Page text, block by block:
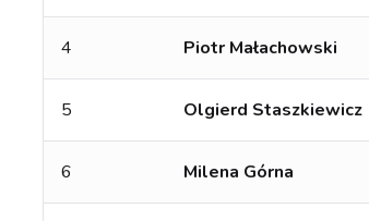
4 Piotr Małachowski
5 Olgierd Staszkiewicz
6 Milena Górna